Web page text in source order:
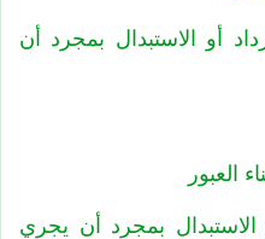
أو الاستبدال بمجرد أن
الاستبدال بمجرد أن يجري